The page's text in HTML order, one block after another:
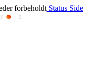
forbeholdt Status Side